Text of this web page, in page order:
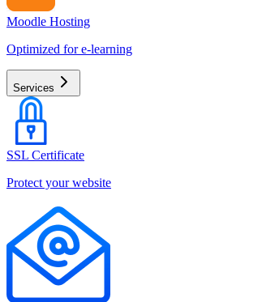
Moodle Hosting
Optimized for e-learning
Services
SSL Certificate
Protect your website